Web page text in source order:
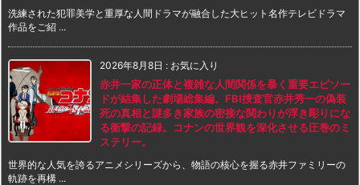
洗練された犯罪美学と重厚な人間ドラマが融合した大ヒット名作テレビドラマ
作品をご紹 ...
2026年8月8日 : お気に入り
赤井一家の正体と複雑な人間関係を暴く重要エピソー
ドが結集した劇場総集編。FBI捜査官赤井秀一の偽装
死の真相と謎多き家族の密接な関わりが浮き彫りにな
る衝撃の記録。コナンの世界観を深化させる圧巻のミ
ステリー。
世界的な人気を誇るアニメシリーズから、物語の核心を握る赤井ファミリーの
軌跡を再構 ...